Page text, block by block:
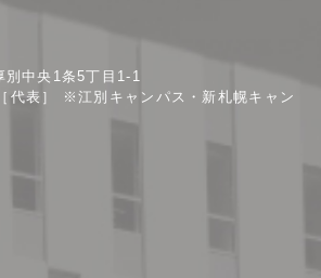
中央1条5丁目1-1
表］ ※江別キャンパス・新札幌キャン